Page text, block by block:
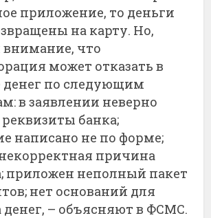
приложение, то деньги
на карту. Но,
что
может отказать в
денег по следующим
в заявлении неверно
банка;
написано не по форме;
причина
приложен неполный пакет
нет оснований для
денег, – объясняют в ФСМС.